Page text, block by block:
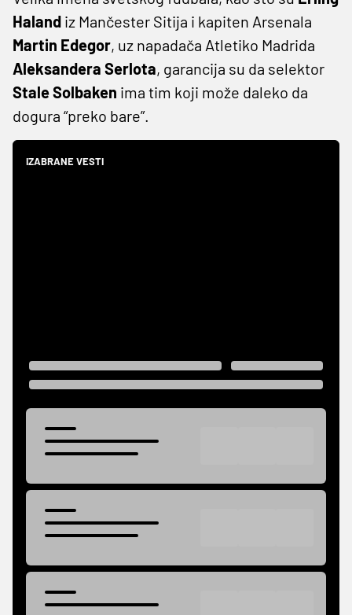
Haland iz Mančester Sitija i kapiten Arsenala
Martin Edegor, uz napadača Atletiko Madrida
Aleksandera Serlota, garancija su da selektor
Stale Solbaken ima tim koji može daleko da
dogura “preko bare”.
IZABRANE VESTI